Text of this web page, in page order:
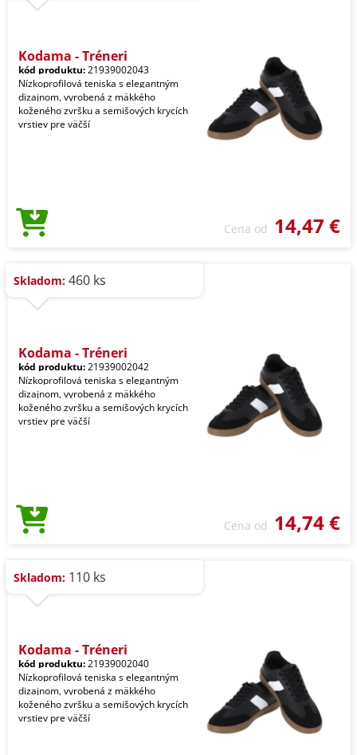
Kodama - Tréneri
kód produktu:21939002043
Nízkoprofilová teniska s elegantným
dizajnom, vyrobená z mäkkého
koženého zvršku a semišových krycích
vrstiev pre väčší
Cena od 14,47 €
Skladom: 460 ks
Kodama - Tréneri
kód produktu:21939002042
Nízkoprofilová teniska s elegantným
dizajnom, vyrobená z mäkkého
koženého zvršku a semišových krycích
vrstiev pre väčší
Cena od 14,74 €
Skladom: 110 ks
Kodama - Tréneri
kód produktu:21939002040
Nízkoprofilová teniska s elegantným
dizajnom, vyrobená z mäkkého
koženého zvršku a semišových krycích
vrstiev pre väčší